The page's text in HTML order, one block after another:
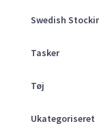
Swedish
Tasker
Tøj
Ukategoriseret